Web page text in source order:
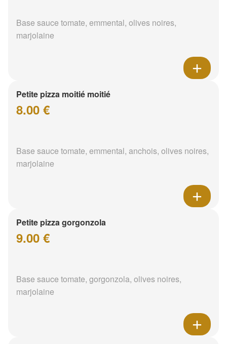
Base sauce tomate, emmental, olives noires,
marjolaine
Petite pizza moitié moitié
8.00 €
Base sauce tomate, emmental, anchois, olives noires,
marjolaine
Petite pizza gorgonzola
9.00 €
Base sauce tomate, gorgonzola, olives noires,
marjolaine